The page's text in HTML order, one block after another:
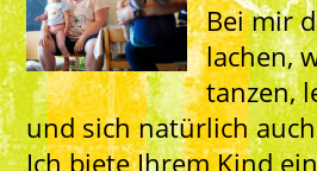
Bei mir
lachen,
tanzen,
und sich natürlich
Ich biete Ihrem Kind